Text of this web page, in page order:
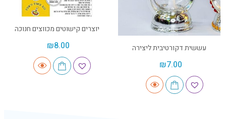
עששית דקורטיבית ליצירה
₪7.00
יוצרים קישוטים מכווצים חנוכה
₪8.00